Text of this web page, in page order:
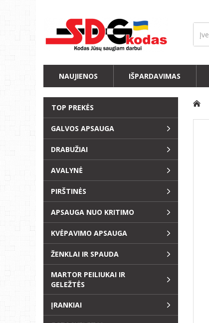
NAUJIENOS IŠPARDAVIMAS
TOP PREKĖS
GALVOS APSAUGA
DRABUŽIAI
AVALYNĖ
PIRŠTINĖS
APSAUGA NUO KRITIMO
KVĖPAVIMO APSAUGA
ŽENKLAI IR SPAUDA
MARTOR PEILIUKAI IR
GELEŽTĖS
ĮRANKIAI